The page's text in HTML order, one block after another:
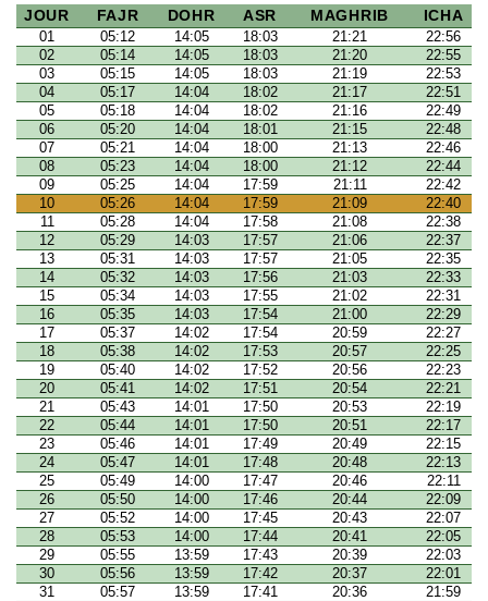
JOUR FAJR DOHR ASR MAGHRIB ICHA
01 05:12 14:05 18:03 21:21
22:56
02
05:14 14:05 18:03 21:20
22:55
03
05:15 14:05 18:03 21:19
22:53
04
05:17 14:04 18:02 21:17
22:51
05
05:18 14:04 18:02 21:16
22:49
06
05:20 14:04 18:01 21:15
22:48
07
05:21 14:04 18:00 21:13
22:46
08
05:23 14:04 18:00 21:12
22:44
09
05:25 14:04 17:59 21:11
22:42
10
05:26 14:04 17:59 21:09
22:40
11
05:28 14:04 17:58 21:08
22:38
12
05:29 14:03 17:57 21:06
22:37
13
05:31 14:03 17:57 21:05
22:35
14
05:32 14:03 17:56 21:03
22:33
15
05:34 14:03 17:55 21:02
22:31
16
05:35 14:03 17:54 21:00
22:29
17
05:37 14:02 17:54 20:59
22:27
18
05:38 14:02 17:53 20:57
22:25
19
05:40 14:02 17:52 20:56
22:23
20
05:41 14:02 17:51 20:54
22:21
21
05:43 14:01 17:50 20:53
22:19
22
05:44 14:01 17:50 20:51
22:17
23
05:46 14:01 17:49 20:49
22:15
24
05:47 14:01 17:48 20:48
22:13
25
05:49 14:00 17:47 20:46
22:11
26
05:50 14:00 17:46 20:44
22:09
27
05:52 14:00 17:45 20:43
22:07
28
05:53 14:00 17:44 20:41
22:05
29
05:55 13:59 17:43 20:39
22:03
30
05:56 13:59 17:42 20:37
22:01
31
05:57 13:59 17:41 20:36 21:59